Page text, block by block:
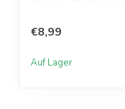
€8,99
Auf Lager